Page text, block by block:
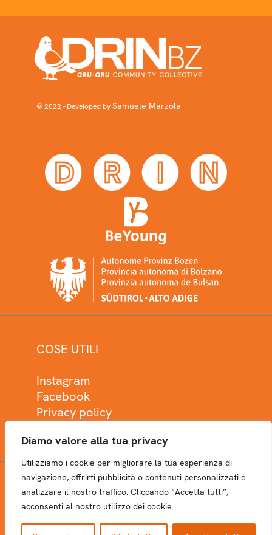
Diamo valore alla tua privacy
Utilizziamo i cookie per migliorare la tua esperienza di
navigazione, offrirti pubblicità o contenuti personalizzati e
analizzare il nostro traffico. Cliccando “Accetta tutti”,
acconsenti al nostro utilizzo dei cookie.
© 2022 - Developed bySamuele Marzola
COSE UTILI
Instagram
Facebook
Privacy policy
NEWSLETTER